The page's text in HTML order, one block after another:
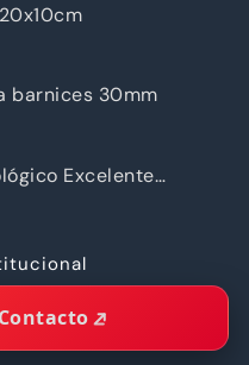
barnices 30mm
Excelente